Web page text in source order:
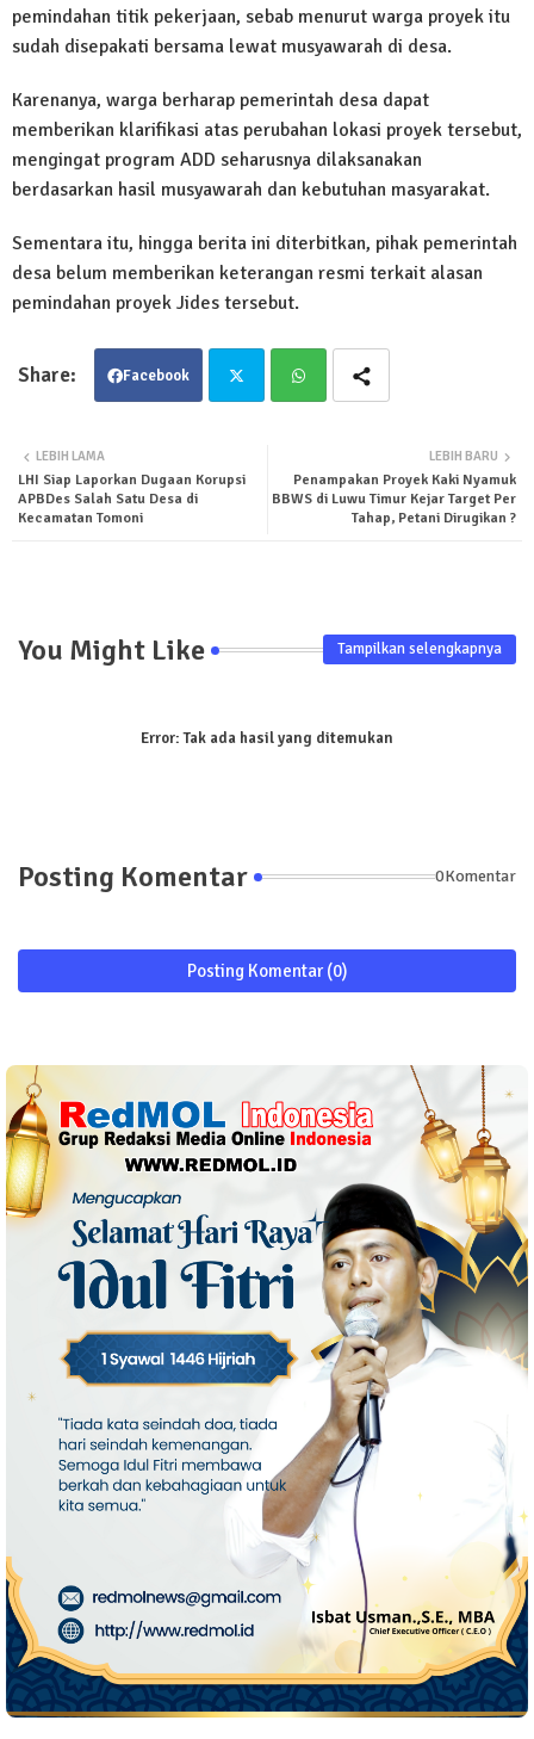
pemindahan titik pekerjaan, sebab menurut warga proyek itu
sudah disepakati bersama lewat musyawarah di desa.
Karenanya, warga berharap pemerintah desa dapat
memberikan klarifikasi atas perubahan lokasi proyek tersebut,
mengingat program ADD seharusnya dilaksanakan
berdasarkan hasil musyawarah dan kebutuhan masyarakat.
Sementara itu, hingga berita ini diterbitkan, pihak pemerintah
desa belum memberikan keterangan resmi terkait alasan
pemindahan proyek Jides tersebut.
Facebook
ter tsa
LEBIH BARU
Penampakan Proyek Kaki Nyamuk
BBWS di Luwu Timur Kejar Target Per
Tahap, Petani Dirugikan ?
LEBIH LAMA
LHI Siap Laporkan Dugaan Korupsi
APBDes Salah Satu Desa di
Kecamatan Tomoni
You Might Like Tampilkan selengkapnya
Error:Tak ada hasil yang ditemukan
Posting Komentar 0Komentar
Posting Komentar (0)